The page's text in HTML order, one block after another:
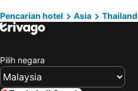
Z Sleep Hotel
Hatyai Midtown Hotel
Leevana Hotel
WE Hostel Hatyai
Pencarian hotel Asia Thailand
Pilih negara